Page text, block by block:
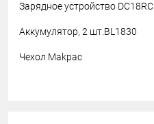
Зарядное устройство DC18RC
Аккумулятор, 2 шт.BL1830
Чехол Makpac